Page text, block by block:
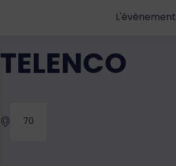
L'évènement
TELENCO
70